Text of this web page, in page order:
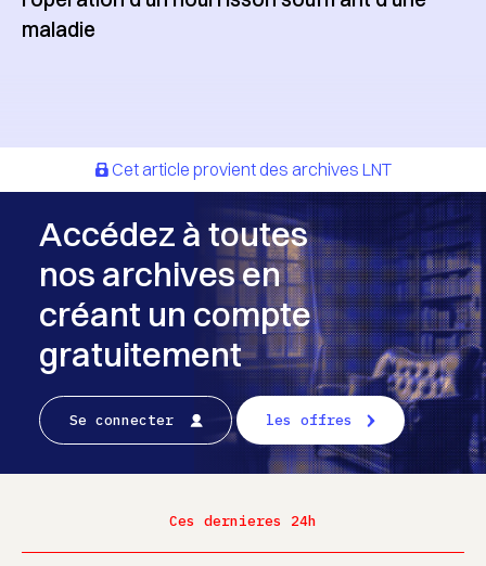
maladie
Cet article provient des archives LNT
Accédez à toutes
nos archives en
créant un compte
gratuitement
Se connecter les offres
Ces dernieres 24h